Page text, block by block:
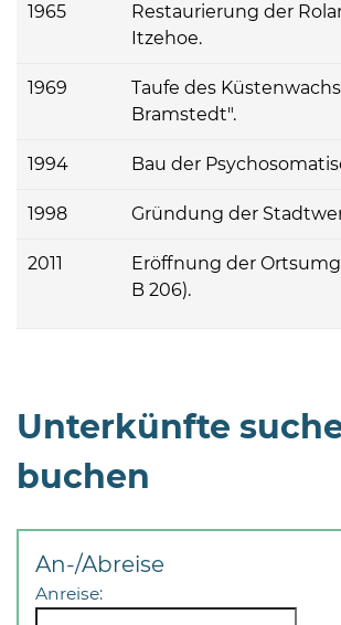
1965
Restaurierung der
Itzehoe.
1969
Taufe des
Bramstedt".
1994 Bau der
1998 Gründung der
2011
Eröffnung der
B 206).
Unterkünfte
buchen
An-/Abreise
Anreise: